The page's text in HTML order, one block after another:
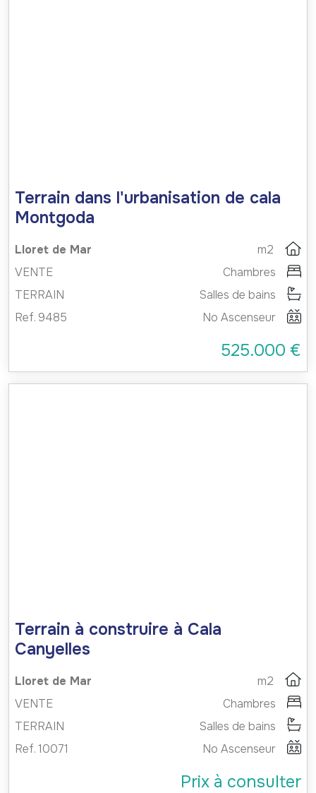
Terrain dans l'urbanisation de cala
Montgoda
Lloret de Mar
VENTE
TERRAIN
Ref. 9485
m2
Chambres
Salles de bains
No Ascenseur
525.000 €
Terrain à construire à Cala
Canyelles
Lloret de Mar
VENTE
TERRAIN
Ref. 10071
m2
Chambres
Salles de bains
No Ascenseur
Prix à consulter